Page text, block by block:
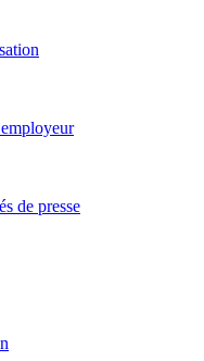
de presse